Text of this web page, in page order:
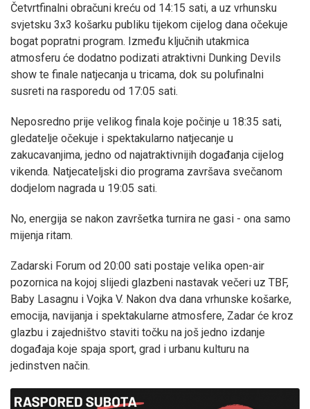
Četvrtfinalni obračuni kreću od 14:15 sati, a uz vrhunsku
svjetsku 3x3 košarku publiku tijekom cijelog dana očekuje
bogat popratni program. Između ključnih utakmica
atmosferu će dodatno podizati atraktivni Dunking Devils
show te finale natjecanja u tricama, dok su polufinalni
susreti na rasporedu od 17:05 sati.
Neposredno prije velikog finala koje počinje u 18:35 sati,
gledatelje očekuje i spektakularno natjecanje u
zakucavanjima, jedno od najatraktivnijih događanja cijelog
vikenda. Natjecateljski dio programa završava svečanom
dodjelom nagrada u 19:05 sati.
No, energija se nakon završetka turnira ne gasi - ona samo
mijenja ritam.
Zadarski Forum od 20:00 sati postaje velika open-air
pozornica na kojoj slijedi glazbeni nastavak večeri uz TBF,
Baby Lasagnu i Vojka V. Nakon dva dana vrhunske košarke,
emocija, navijanja i spektakularne atmosfere, Zadar će kroz
glazbu i zajedništvo staviti točku na još jedno izdanje
događaja koje spaja sport, grad i urbanu kulturu na
jedinstven način.